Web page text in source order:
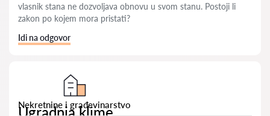
vlasnik stana ne dozvoljava obnovu u svom stanu. Postoji li
zakon po kojem mora pristati?
Idi na odgovor
Nekretnine i građevinarstvo
Ugradnja klime